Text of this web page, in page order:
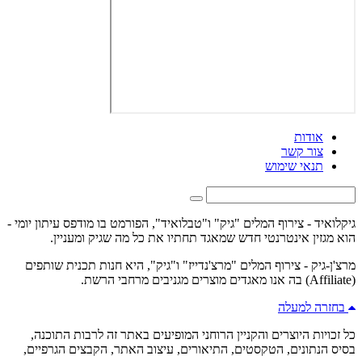
אודות
צור קשר
תנאי שימוש
גיקלואיד - צירוף המלים "גיק" ו"טבלואיד", הפורמט בו מודפס עיתון יומי -
הוא מגזין אינטרנטי חדש שמאגד תחתיו את כל מה שגיק ומעניין.
מרצ'ן-גיק - צירוף המלים "מרצ'נדייז" ו"גיק", היא חנות תכנית שותפים
(Affiliate) בה אנו מאגדים מוצרים מגניבים מרחבי הרשת.
בחזרה למעלה
כל זכויות היוצרים והקניין הרוחני המופיעים באתר זה לרבות התוכנה,
בסיס הנתונים, הטקסטים, התיאורים, עיצוב האתר, הקבצים הגרפיים,